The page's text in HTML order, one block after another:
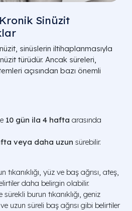
Sinüzit
sinüslerin iltihaplanmasıyla
türüdür. Ancak süreleri,
açısından bazı önemli
10 gün ila 4 hafta arasında
veya daha uzun sürebilir.
tıkanıklığı, yüz ve baş ağrısı, ateş,
daha belirgin olabilir.
sürekli burun tıkanıklığı, geniz
uzun süreli baş ağrısı gibi belirtiler